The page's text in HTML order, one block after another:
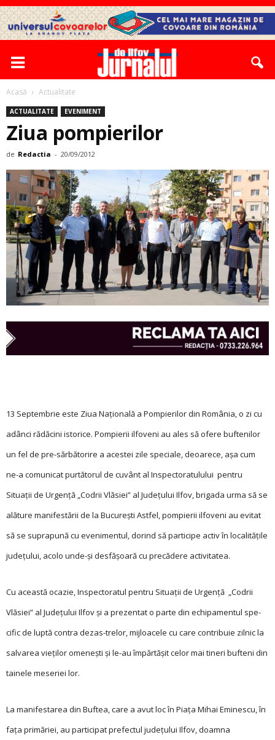
Acasă Actualitate
ACTUALITATE EVENIMENT
Ziua pompierilor
de Redactia - 20/09/2012
13 Septembrie este Ziua Naţională a Pompierilor din România, o zi cu
adânci rădăcini istorice. Pompierii ilfoveni au ales să ofere buftenilor
un fel de pre-sărbătorire a acestei zile speciale, deoarece, aşa cum
ne-a comunicat purtătorul de cuvânt al Inspectoratulului pentru
Situaţii de Urgenţă „Codrii Vlăsiei” al Judeţului Ilfov, brigada urma să se
alăture manifestării de la Bucureşti Astfel, pompierii ilfoveni au evitat
să se suprapună cu evenimentul, dorind să participe activ în localităţile
judeţului, acolo unde-şi desfăşoară cu precădere activitatea.
Cu aceas­tă ocazie, Inspectoratul pentru Situaţii de Urgenţă „Codrii
Vlăsiei” al Judeţului Ilfov şi a prezentat o parte din echipamentul spe­
cific de luptă contra dezas-trelor, mijloacele cu care contribuie zilnic la
salvarea vieţilor omeneşti şi le-au împărtăşit celor mai tineri bufteni din
tainele meseriei lor.
La manifestarea din Buftea, care a avut loc în Piaţa Mihai Eminescu, în
faţa primăriei, au participat prefectul judeţului Ilfov, doamna